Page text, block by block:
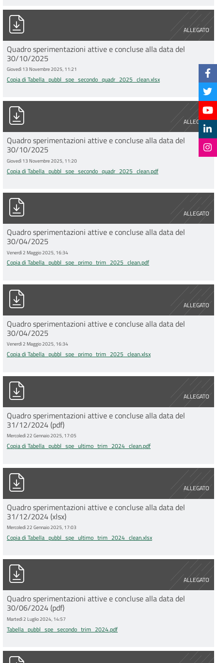
ALLEGATO
Copia di Tabella_pubbl_spe_secondo_quadr_2025_clean.xlsx
Quadro sperimentazioni attive e concluse alla data del
30/10/2025
Giovedì 13 Novembre 2025, 11:21
Copia di Tabella_pubbl_spe_secondo_quadr_2025_clean.xlsx
ALLEGATO
Copia di Tabella_pubbl_spe_secondo_quadr_2025_clean.pdf
Quadro sperimentazioni attive e concluse alla data del
30/10/2025
Giovedì 13 Novembre 2025, 11:20
Copia di Tabella_pubbl_spe_secondo_quadr_2025_clean.pdf
ALLEGATO
Copia di Tabella_pubbl_spe_primo_trim_2025_clean.pdf
Quadro sperimentazioni attive e concluse alla data del
30/04/2025
Venerdì 2 Maggio 2025, 16:34
Copia di Tabella_pubbl_spe_primo_trim_2025_clean.pdf
ALLEGATO
Copia di Tabella_pubbl_spe_primo_trim_2025_clean.xlsx
Quadro sperimentazioni attive e concluse alla data del
30/04/2025
Venerdì 2 Maggio 2025, 16:34
Copia di Tabella_pubbl_spe_primo_trim_2025_clean.xlsx
ALLEGATO
Copia di Tabella_pubbl_spe_ultimo_trim_2024_clean.pdf
Quadro sperimentazioni attive e concluse alla data del
31/12/2024 (pdf)
Mercoledì 22 Gennaio 2025, 17:05
Copia di Tabella_pubbl_spe_ultimo_trim_2024_clean.pdf
ALLEGATO
Copia di Tabella_pubbl_spe_ultimo_trim_2024_clean.xlsx
Quadro sperimentazioni attive e concluse alla data del
31/12/2024 (xlsx)
Mercoledì 22 Gennaio 2025, 17:03
Copia di Tabella_pubbl_spe_ultimo_trim_2024_clean.xlsx
ALLEGATO
Tabella_pubbl_spe_secondo_trim_2024.pdf
Quadro sperimentazioni attive e concluse alla data del
30/06/2024 (pdf)
Martedì 2 Luglio 2024, 14:57
Tabella_pubbl_spe_secondo_trim_2024.pdf
Tabella_pubbl_spe_secondo_trim_2024.xlsx